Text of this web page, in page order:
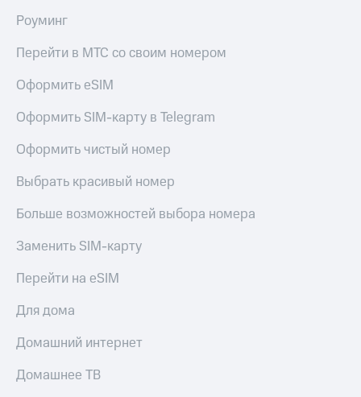
Роуминг
Перейти в МТС со своим номером
Оформить eSIM
Оформить SIM-карту в Telegram
Оформить чистый номер
Выбрать красивый номер
Больше возможностей выбора номера
Заменить SIM-карту
Перейти на eSIM
Для дома
Домашний интернет
Домашнее ТВ